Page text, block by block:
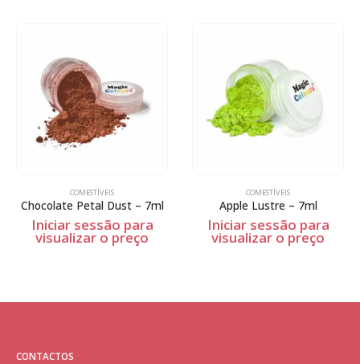
COMESTÍVEIS
Chocolate Petal Dust – 7ml
Iniciar sessão para
visualizar o preço
COMESTÍVEIS
Apple Lustre – 7ml
Iniciar sessão para
visualizar o preço
CONTACTOS